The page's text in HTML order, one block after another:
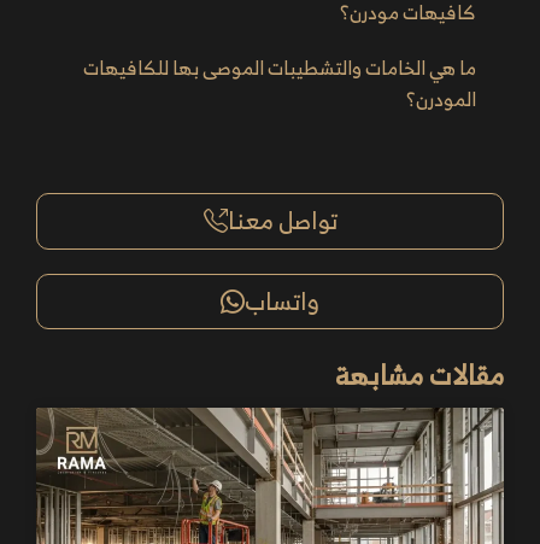
كافيهات مودرن؟
ما هي الخامات والتشطيبات الموصى بها للكافيهات
المودرن؟
تواصل معنا
واتساب
مقالات مشابهة